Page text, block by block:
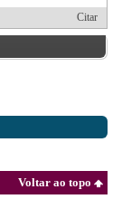
Citar
Voltar ao topo